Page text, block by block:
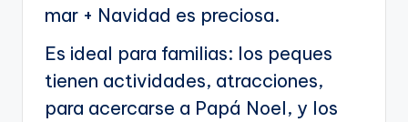
mar + Navidad es preciosa.
Es ideal para familias: los peques
tienen actividades, atracciones,
para acercarse a Papá Noel, y los